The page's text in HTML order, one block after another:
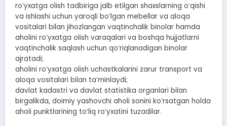
roʻyxatga olish tadbiriga jalb etilgan shaxslarning oʻqishi
va ishlashi uchun yaroqli boʻlgan mebellar va aloqa
vositalari bilan jihozlangan vaqtinchalik binolar hamda
aholini roʻyxatga olish varaqalari va boshqa hujjatlarni
vaqtinchalik saqlash uchun qoʻriqlanadigan binolar
ajratadi;
aholini roʻyxatga olish uchastkalarini zarur transport va
aloqa vositalari bilan taʻminlaydi;
davlat kadastri va davlat statistika organlari bilan
birgalikda, doimiy yashovchi aholi sonini koʻrsatgan holda
aholi punktlarining toʻliq roʻyxatini tuzadilar.